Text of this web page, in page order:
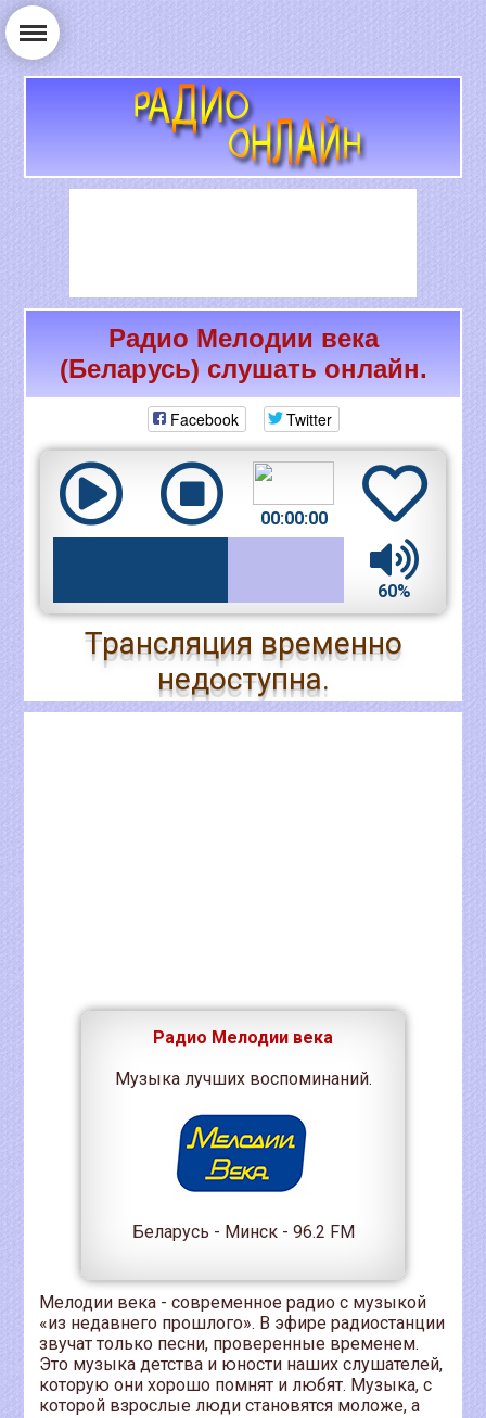
РАДИО ОНЛАЙНРадио Мелодии века
(Беларусь) слушать онлайн.
Facebook Twitter
00:00:00
60%
Трансляция временно
недоступна.
Радио Мелодии века
Музыка лучших воспоминаний.
Беларусь - Минск - 96.2 FM
Мелодии века - современное радио с музыкой
«из недавнего прошлого». В эфире радиостанции
звучат только песни, проверенные временем.
Это музыка детства и юности наших слушателей,
которую они хорошо помнят и любят. Музыка, с
которой взрослые люди становятся моложе, а